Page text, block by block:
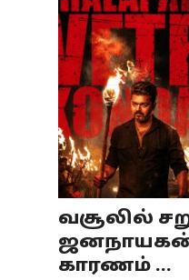
Health
Special Story
Business
Tamilnadu
National
வசூலில்
காரணம் ...